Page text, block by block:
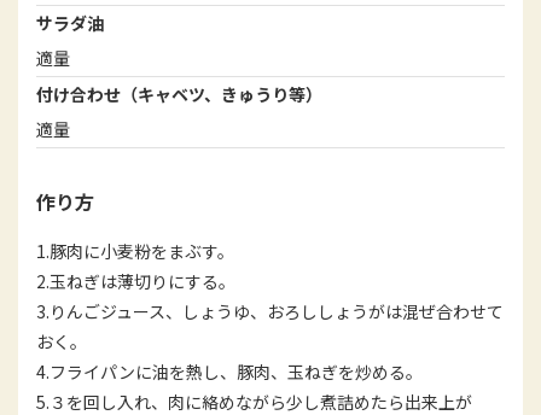
サラダ油
適量
付け合わせ（キャベツ、きゅうり等）
適量
作り方
1.豚肉に小麦粉をまぶす。
2.玉ねぎは薄切りにする。
3.りんごジュース、しょうゆ、おろししょうがは混ぜ合わせて
おく。
4.フライパンに油を熱し、豚肉、玉ねぎを炒める。
5.３を回し入れ、肉に絡めながら少し煮詰めたら出来上が